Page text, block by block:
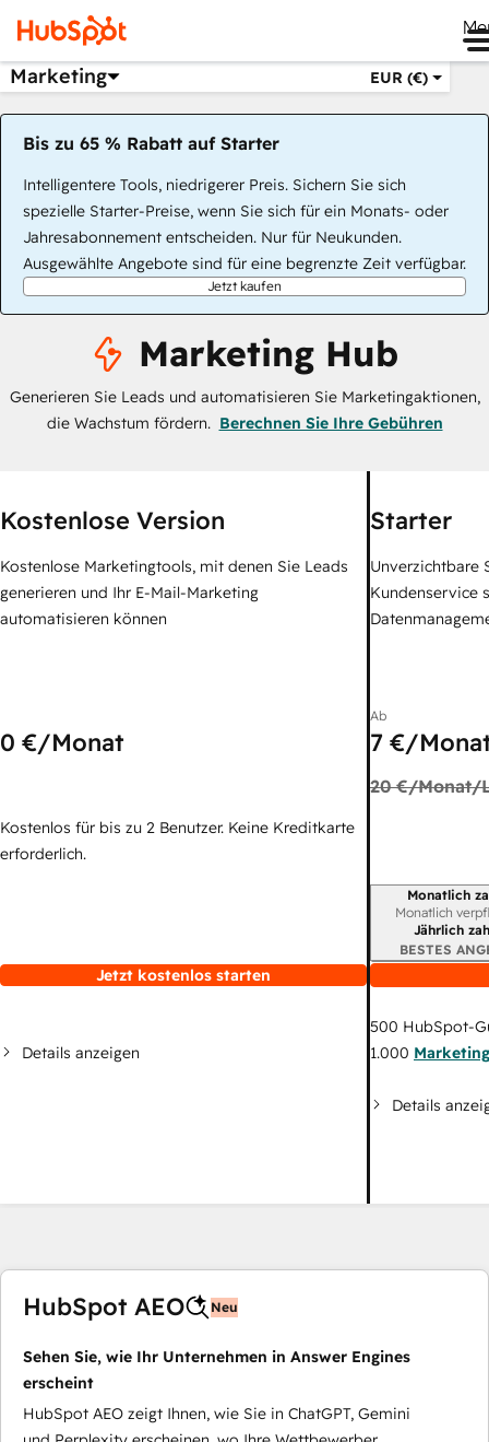
Marketing EUR (€)
Bis zu 65 % Rabatt auf Starter
Intelligentere Tools, niedrigerer Preis. Sichern Sie sich
spezielle Starter-Preise, wenn Sie sich für ein Monats- oder
Jahresabonnement entscheiden. Nur für Neukunden.
Ausgewählte Angebote sind für eine begrenzte Zeit verfügbar.
Jetzt kaufen
Marketing Hub
Generieren Sie Leads und automatisieren Sie Marketingaktionen,
die Wachstum fördern. Berechnen Sie Ihre Gebühren
Kostenlose Version
Kostenlose Marketingtools, mit denen Sie Leads
generieren und Ihr E-Mail-Marketing
automatisieren können
0 €/Monat
Kostenlos für bis zu 2 Benutzer. Keine Kreditkarte
erforderlich.
Jetzt kostenlos starten
Details anzeigen
Starter
Unverzichtbare
Kundenservice
Ab
7 €/
20 €/Monat/
Monatlich
Monatlich
Jährlich
BESTES
500 HubSpot-
1.000
Details
HubSpot AEO Neu
Sehen Sie, wie Ihr Unternehmen in Answer Engines
erscheint
HubSpot AEO zeigt Ihnen, wie Sie in ChatGPT, Gemini